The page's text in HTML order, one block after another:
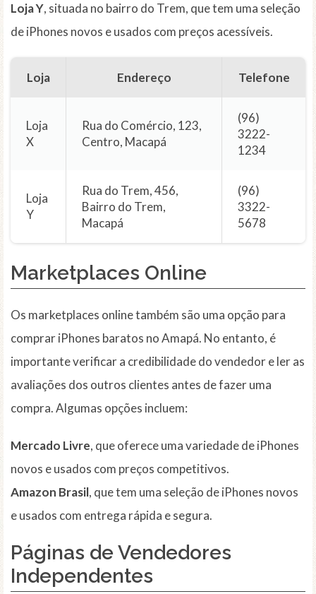
Loja Y, situada no bairro do Trem, que tem uma seleção
de iPhones novos e usados com preços acessíveis.
Loja Endereço Telefone
Loja
X
Rua do Comércio, 123,
Centro, Macapá
(96)
3222-
1234
Loja
Y
Rua do Trem, 456,
Bairro do Trem,
Macapá
(96)
3322-
5678
Marketplaces Online
Os marketplaces online também são uma opção para
comprar iPhones baratos no Amapá. No entanto, é
importante verificar a credibilidade do vendedor e ler as
avaliações dos outros clientes antes de fazer uma
compra. Algumas opções incluem:
Mercado Livre, que oferece uma variedade de iPhones
novos e usados com preços competitivos.
Amazon Brasil, que tem uma seleção de iPhones novos
e usados com entrega rápida e segura.
Páginas de Vendedores
Independentes